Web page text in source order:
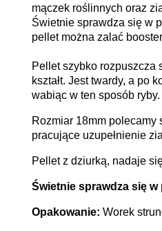
mączek roślinnych oraz
Świetnie sprawdza się w
pellet można zalać
Pellet szybko rozpuszcza
kształt. Jest twardy, a po
wabiąc w ten sposób ryby.
Rozmiar 18mm
pracujące uzupełnienie
Pellet z dziurką, nadaje
Świetnie sprawdza się w
Opakowanie: Worek